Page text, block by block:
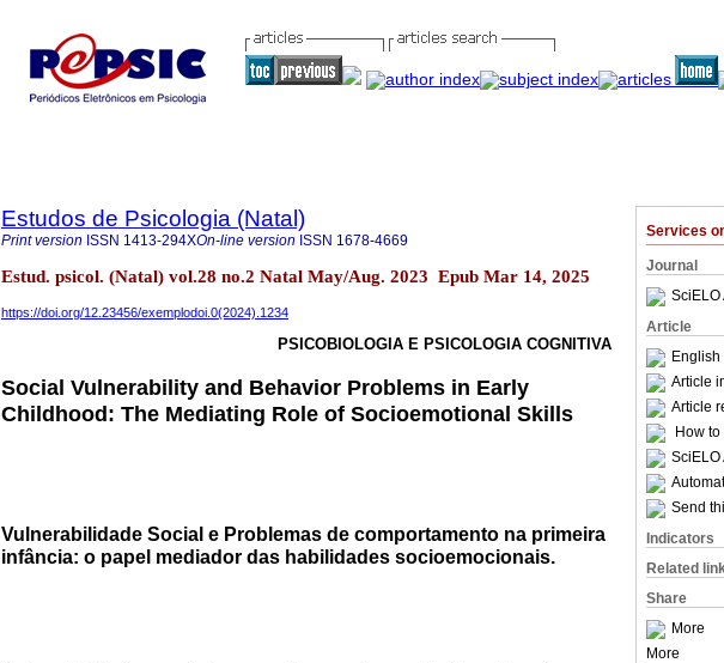
Services
Journal
SciELO
Article
English
Article
Article
How
SciELO
Send
Indicators
Related
Share
More
More
Estudos de Psicologia (Natal)
Print version ISSN 1413-294XOn-line version ISSN 1678-4669
Estud. psicol. (Natal) vol.28 no.2 Natal May/Aug. 2023 Epub Mar 14, 2025
https://doi.org/12.23456/exemplodoi.0(2024).1234
PSICOBIOLOGIA E PSICOLOGIA COGNITIVA
Social Vulnerability and Behavior Problems in Early
Childhood: The Mediating Role of Socioemotional Skills
Vulnerabilidade Social e Problemas de comportamento na primeira
infância: o papel mediador das habilidades socioemocionais.